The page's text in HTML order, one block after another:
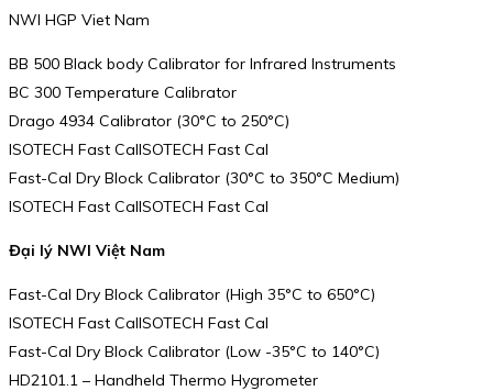
NWI HGP Viet Nam
BB 500 Black body Calibrator for Infrared Instruments
BC 300 Temperature Calibrator
Drago 4934 Calibrator (30°C to 250°C)
ISOTECH Fast CalISOTECH Fast Cal
Fast-Cal Dry Block Calibrator (30°C to 350°C Medium)
ISOTECH Fast CalISOTECH Fast Cal
Đại lý NWI Việt Nam
Fast-Cal Dry Block Calibrator (High 35°C to 650°C)
ISOTECH Fast CalISOTECH Fast Cal
Fast-Cal Dry Block Calibrator (Low -35°C to 140°C)
HD2101.1 – Handheld Thermo Hygrometer